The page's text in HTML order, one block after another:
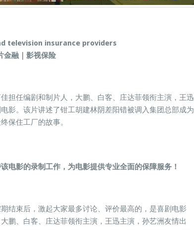
television insurance providers
金融｜影视保险
担任编剧和制片人，大鹏、白客、庄达菲领衔主演，王迅
影。该片讲述了钳工胡建林阴差阳错被调入集团总部成为
保住工厂的故事。
电影的录制工作，为电影提供专业全面的保障服务！
结束后，激起大家最多讨论、评价最高的，是喜剧电影
鹏、白客、庄达菲领衔主演，王迅主演，孙艺洲友情出